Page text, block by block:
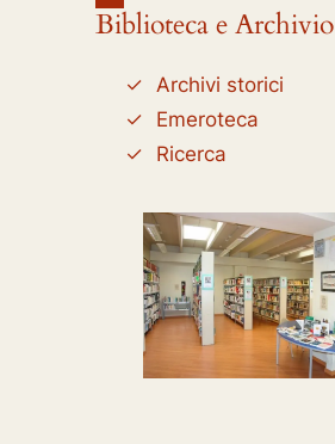
Biblioteca e Archivio
Archivi storici
Emeroteca
Ricerca